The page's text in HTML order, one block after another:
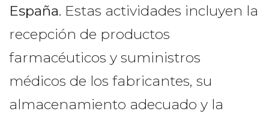
España. Estas actividades incluyen la
recepción de productos
farmacéuticos y suministros
médicos de los fabricantes, su
almacenamiento adecuado y la